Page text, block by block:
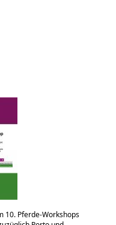
10. Pferde-Workshops